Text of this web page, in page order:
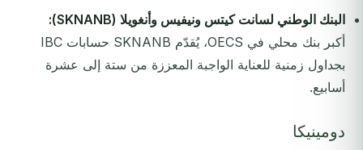
البنك الوطني لسانت كيتس ونيفيس وأنغويلا (SKNANB):
أكبر بنك محلي في OECS، يُقدّم SKNANB حسابات IBC
بجداول زمنية للعناية الواجبة المعززة من ستة إلى عشرة
أسابيع.
دومينيكا